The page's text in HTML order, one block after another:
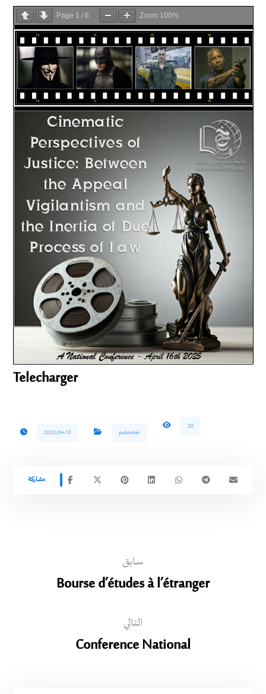
Page 1 /6 Zoom 100%
Telecharger
2025-04-15 publicités
20
سابق
Bourse d’études à l’étranger
التالي
Conference National